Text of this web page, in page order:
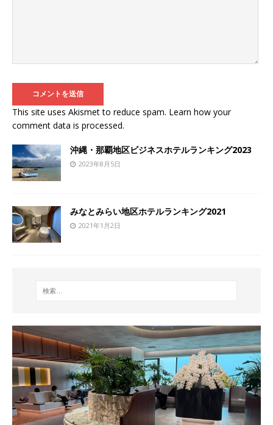
This site uses Akismet to reduce spam. Learn how your
comment data is processed.
沖縄・那覇地区ビジネスホテルランキング2023
2023年8月5日
みなとみらい地区ホテルランキング2021
2021年1月2日